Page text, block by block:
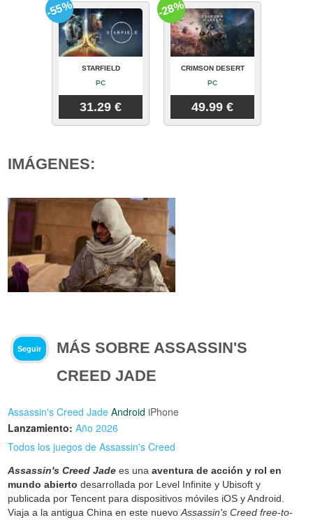
STARFIELD
PC
31.29 €
-55%
CRIMSON DESERT
PC
49.99 €
-28%
IMÁGENES:
Seguir
MÁS SOBRE ASSASSIN'S
CREED JADE
Assassin's Creed Jade Android iPhone
Lanzamiento: Año 2026
Todos los juegos de Assassin's Creed
Assassin's Creed Jade es unaaventura de acción y rol en
mundo abierto desarrollada por Level Infinite y Ubisoft y
publicada por Tencent para dispositivos móviles iOS y Android.
Viaja a la antigua China en este nuevoAssassin's Creed free-to-